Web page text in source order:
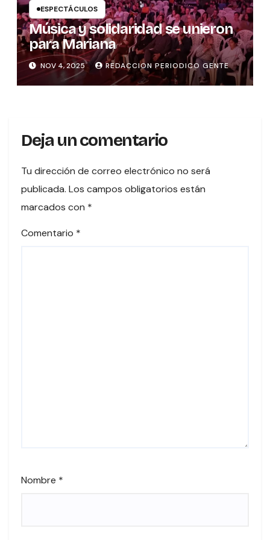
ESPECTÁCULOS
Música y solidaridad se unieron
para Mariana
NOV 4, 2025 REDACCION PERIODICO GENTE
Deja un comentario
Tu dirección de correo electrónico no será
publicada. Los campos obligatorios están
marcados con *
Comentario *
Nombre *